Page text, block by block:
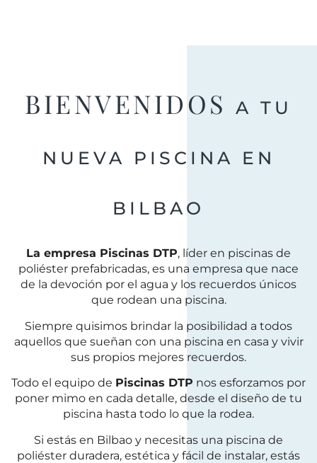
BIENVENIDOS A TU
NUEVA PISCINA EN
BILBAO
La empresa Piscinas DTP, líder en piscinas de
poliéster prefabricadas, es una empresa que nace
de la devoción por el agua y los recuerdos únicos
que rodean una piscina.
Siempre quisimos brindar la posibilidad a todos
aquellos que sueñan con una piscina en casa y vivir
sus propios mejores recuerdos.
Todo el equipo de Piscinas DTP nos esforzamos por
poner mimo en cada detalle, desde el diseño de tu
piscina hasta todo lo que la rodea.
Si estás en Bilbao y necesitas una piscina de
poliéster duradera, estética y fácil de instalar, estás